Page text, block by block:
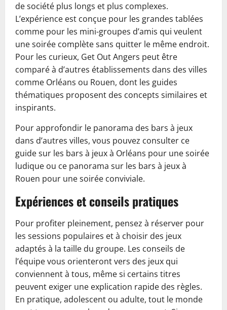
de société plus longs et plus complexes.
L’expérience est conçue pour les grandes tablées
comme pour les mini-groupes d’amis qui veulent
une soirée complète sans quitter le même endroit.
Pour les curieux, Get Out Angers peut être
comparé à d’autres établissements dans des villes
comme Orléans ou Rouen, dont les guides
thématiques proposent des concepts similaires et
inspirants.
Pour approfondir le panorama des bars à jeux
dans d’autres villes, vous pouvez consulter ce
guide sur les bars à jeux à Orléans pour une soirée
ludique ou ce panorama sur les bars à jeux à
Rouen pour une soirée conviviale.
Expériences et conseils pratiques
Pour profiter pleinement, pensez à réserver pour
les sessions populaires et à choisir des jeux
adaptés à la taille du groupe. Les conseils de
l’équipe vous orienteront vers des jeux qui
conviennent à tous, même si certains titres
peuvent exiger une explication rapide des règles.
En pratique, adolescent ou adulte, tout le monde